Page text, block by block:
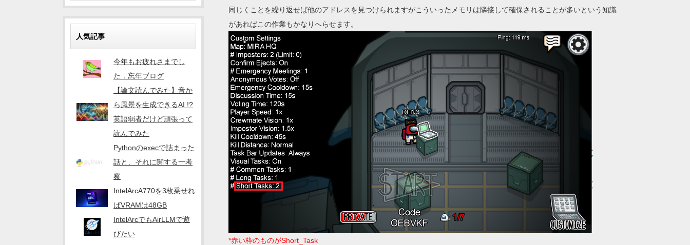
同じくことを繰り返せば他のアドレスを見つけられますがこういったメモリは隣接して確保されることが多いという知識
があればこの作業もかなりへらせます。
*赤い枠のものがShort_Task
人気記事
今年もお疲れさまでし
た．忘年ブログ
【論文読んでみた】音か
ら風景を生成できるAI !?
英語弱者だけど頑張って
読んでみた
Pythonのexecで詰まった
話と、それに関する一考
察
IntelArcA770を3枚乗せれ
ばVRAMは48GB
IntelArcでもAirLLMで遊
びたい